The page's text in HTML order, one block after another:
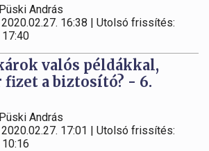
András
16:38 | Utolsó frissítés:
valós példákkal,
fizet a biztosító? - 6.
András
17:01 | Utolsó frissítés: